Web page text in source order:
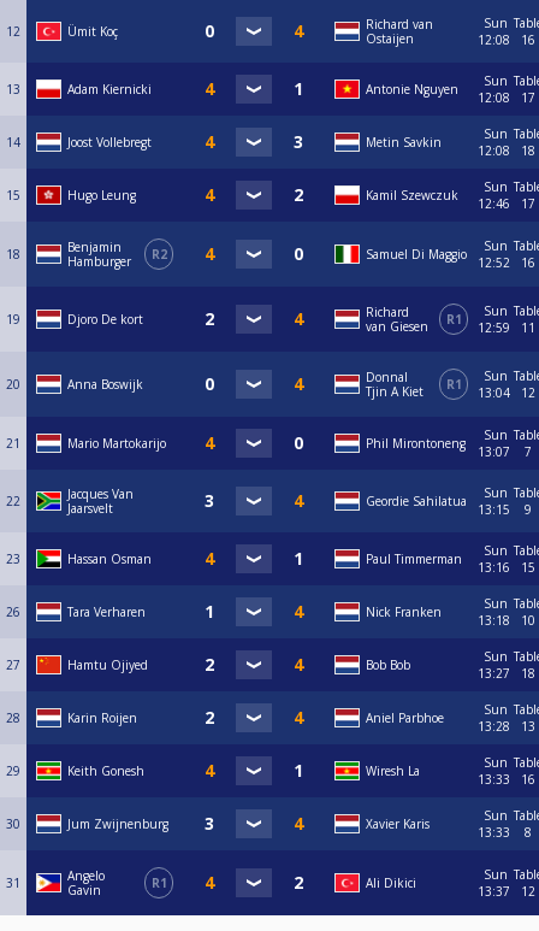
12 Ümit Koç
Richard van
Ostaijen
Sun
12:08
16
13 Adam Kiernicki Antonie Nguyen
Sun
12:08
17
14 Joost Vollebregt Metin Savkin
Sun
12:08
18
15 Hugo Leung Kamil Szewczuk
Sun
12:46
17
18
Benjamin
Hamburger
R2 Samuel Di Maggio
Sun
12:52
16
19 Djoro De kort
Richard
van Giesen
R1
Sun
12:59
11
20 Anna Boswijk
Donnal
Tjin A Kiet
R1
Sun
13:04
12
21 Mario Martokarijo Phil Mirontoneng
Sun
13:07
7
22
Jacques Van
Jaarsvelt
Geordie Sahilatua
Sun
13:15
9
23 Hassan Osman Paul Timmerman
Sun
13:16
15
26 Tara Verharen Nick Franken
Sun
13:18
10
27 Hamtu Ojiyed Bob Bob
Sun
13:27
18
28 Karin Roijen Aniel Parbhoe
Sun
13:28
13
29 Keith Gonesh Wiresh La
Sun
13:33
16
30 Jum Zwijnenburg Xavier Karis
Sun
13:33
8
31
Angelo
Gavin
R1 Ali Dikici
Sun
13:37
12